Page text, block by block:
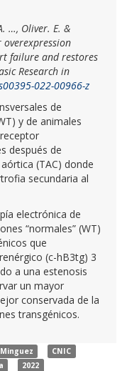
…, Oliver. E. &
overexpression
failure and restores
Research in
022-00966-z
de
y de animales
después de
(TAC) donde
secundaria al
electrónica de
“normales” (WT)
que
(c-hB3tg) 3
a una estenosis
un mayor
conservada de la
transgénicos.
CNIC
2022